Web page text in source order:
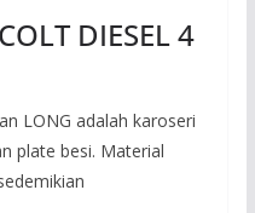
DIESEL 4
LONG adalah karoseri
plate besi. Material